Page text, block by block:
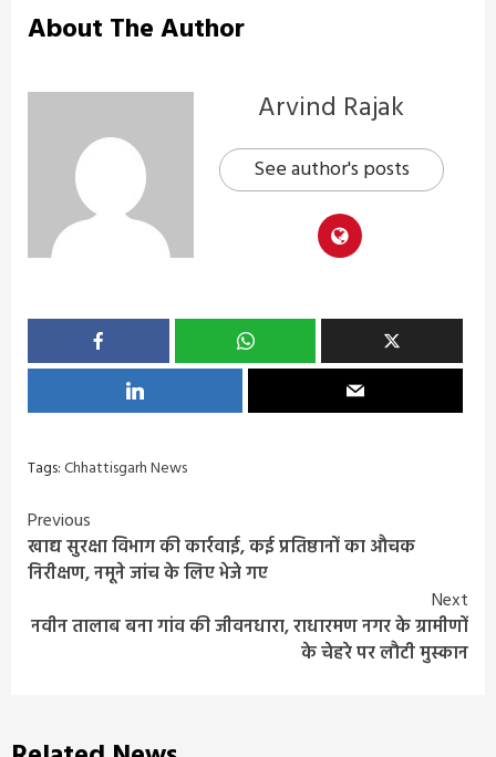
About The Author
Arvind Rajak
See author's posts
Tags:Chhattisgarh News
Continue
Reading
Previous
खाद्य सुरक्षा विभाग की कार्रवाई, कई प्रतिष्ठानों का औचक
निरीक्षण, नमूने जांच के लिए भेजे गए
Next
नवीन तालाब बना गांव की जीवनधारा, राधारमण नगर के ग्रामीणों
के चेहरे पर लौटी मुस्कान